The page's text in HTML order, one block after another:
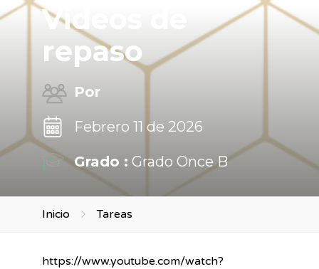
Videos de
repaso
Por
Febrero 11 de 2026
Grado : Grado Once B
Inicio Tareas
https://www.youtube.com/watch?